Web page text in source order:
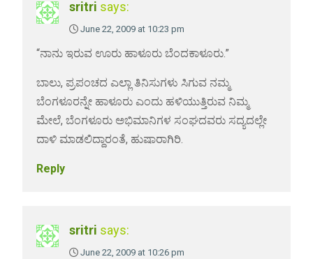
sritri says:
June 22, 2009 at 10:23 pm
“ನಾನು ಇರುವ ಊರು ಹಾಳೂರು ಬೆಂದಕಾಳೂರು.”
ಬಾಲು, ಪ್ರಪಂಚದ ಎಲ್ಲಾ ತಿನಿಸುಗಳು ಸಿಗುವ ನಮ್ಮ
ಬೆಂಗಳೂರನ್ನೇ ಹಾಳೂರು ಎಂದು ಹಳಿಯುತ್ತಿರುವ ನಿಮ್ಮ
ಮೇಲೆ, ಬೆಂಗಳೂರು ಅಭಿಮಾನಿಗಳ ಸಂಘದವರು ಸದ್ಯದಲ್ಲೇ
ದಾಳಿ ಮಾಡಲಿದ್ದಾರಂತೆ, ಹುಷಾರಾಗಿರಿ.
Reply
sritri says:
June 22, 2009 at 10:26 pm